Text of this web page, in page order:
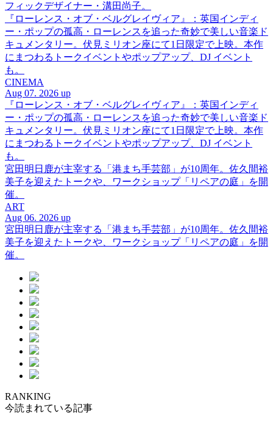
フィックデザイナー・溝田尚子。
『ローレンス・オブ・ベルグレイヴィア』：英国インディ
ー・ポップの孤高・ローレンスを追った奇妙で美しい音楽ド
キュメンタリー。伏見ミリオン座にて1日限定で上映。本作
にまつわるトークイベントやポップアップ、DJ イベント
も。
CINEMA
Aug 07. 2026 up
『ローレンス・オブ・ベルグレイヴィア』：英国インディ
ー・ポップの孤高・ローレンスを追った奇妙で美しい音楽ド
キュメンタリー。伏見ミリオン座にて1日限定で上映。本作
にまつわるトークイベントやポップアップ、DJ イベント
も。
宮田明日鹿が主宰する「港まち手芸部」が10周年。佐久間裕
美子を迎えたトークや、ワークショップ「リペアの庭」を開
催。
ART
Aug 06. 2026 up
宮田明日鹿が主宰する「港まち手芸部」が10周年。佐久間裕
美子を迎えたトークや、ワークショップ「リペアの庭」を開
催。
RANKING
今読まれている記事